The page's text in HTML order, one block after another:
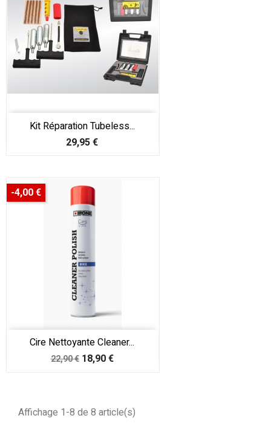
Kit Réparation Tubeless...
Prix
29,95 €
Cire Nettoyante Cleaner...
Prix
22,90 € Prix
18,90 €
-4,00 €
Affichage 1-8 de 8 article(s)